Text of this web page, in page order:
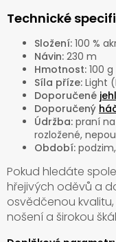
Technické
Složení: 100 %
Návin: 230 m
Hmotnost: 100 g
Síla příze: Light
Doporučené
Doporučený
Údržba: praní
rozložené,
Období:
Pokud hledáte
hřejivých oděvů a
osvědčenou
nošení a širokou